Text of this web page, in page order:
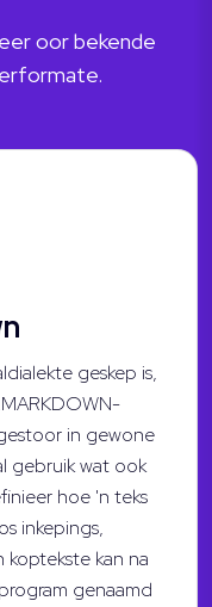
oor bekende
geskep is,
in gewone
gebruik wat ook
hoe 'n teks
inkepings,
kan na
genaamd